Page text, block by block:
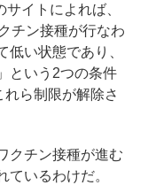
イトによれば、
チン接種が行なわ
い状態であり、
という2つの条件
ら制限が解除さ
クチン接種が進む
ているわけだ。